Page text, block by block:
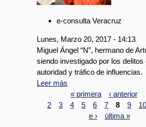
e-consulta Veracruz
Lunes, Marzo 20, 2017 - 14:13
Miguel Ángel “N”, hermano de
siendo investigado por los delitos
autoridad y tráfico de influencias.
Leer más
« primera
‹ anterior
2
3 4 5 6 7 8 9 10
e ›
última »